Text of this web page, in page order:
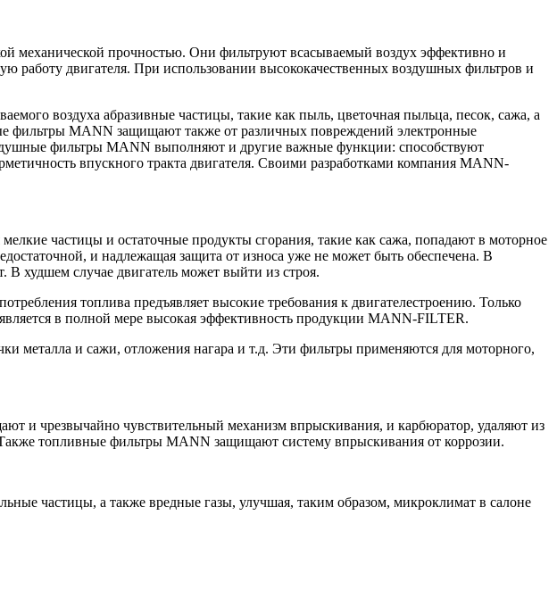
прочностью. Они фильтруют всасываемый воздух эффективно и
работу двигателя. При использовании высококачественных воздушных фильтров и
воздуха абразивные частицы, такие как пыль, цветочная пыльца, песок, сажа, а
фильтры MANN защищают также от различных повреждений электронные
фильтры MANN выполняют и другие важные функции: способствуют
впускного тракта двигателя. Своими разработками компания MANN-
частицы и остаточные продукты сгорания, такие как сажа, попадают в моторное
и надлежащая защита от износа уже не может быть обеспечена. В
В худшем случае двигатель может выйти из строя.
топлива предъявляет высокие требования к двигателестроению. Только
в полной мере высокая эффективность продукции MANN-FILTER.
металла и сажи, отложения нагара и т.д. Эти фильтры применяются для моторного,
и чрезвычайно чувствительный механизм впрыскивания, и карбюратор, удаляют из
топливные фильтры MANN защищают систему впрыскивания от коррозии.
частицы, а также вредные газы, улучшая, таким образом, микроклимат в салоне